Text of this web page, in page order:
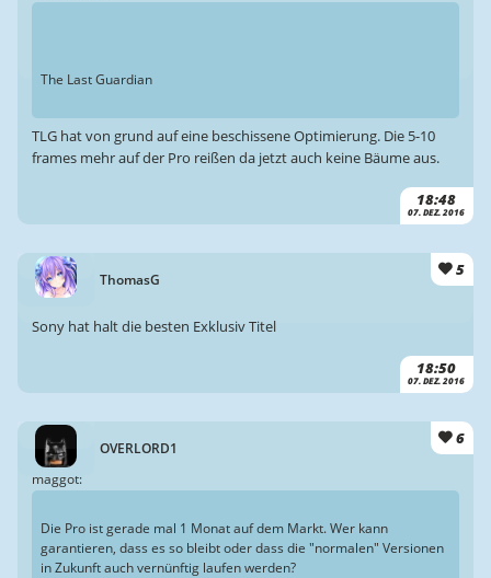
18:48
07. DEZ. 2016
The Last Guardian
TLG hat von grund auf eine beschissene Optimierung. Die 5-10
frames mehr auf der Pro reißen da jetzt auch keine Bäume aus.
ThomasG
5
18:50
07. DEZ. 2016
Sony hat halt die besten Exklusiv Titel
OVERLORD1
6
maggot:
Die Pro ist gerade mal 1 Monat auf dem Markt. Wer kann
garantieren, dass es so bleibt oder dass die "normalen" Versionen
in Zukunft auch vernünftig laufen werden?